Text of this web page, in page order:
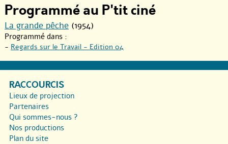
Programmé au P'tit ciné
La grande pêche (1954)
Programmé dans :
- Regards sur le Travail - Edition 04
RACCOURCIS
Lieux de projection
Partenaires
Qui sommes-nous ?
Nos productions
Plan du site